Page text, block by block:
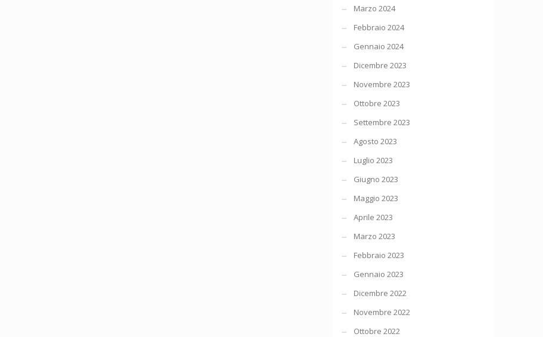
Marzo 2024
Febbraio 2024
Gennaio 2024
Dicembre 2023
Novembre 2023
Ottobre 2023
Settembre 2023
Agosto 2023
Luglio 2023
Giugno 2023
Maggio 2023
Aprile 2023
Marzo 2023
Febbraio 2023
Gennaio 2023
Dicembre 2022
Novembre 2022
Ottobre 2022